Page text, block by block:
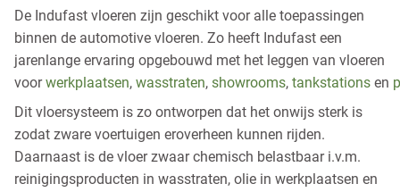
De Indufast vloeren zijn geschikt voor alle toepassingen
binnen de automotive vloeren. Zo heeft Indufast een
jarenlange ervaring opgebouwd met het leggen van vloeren
voorwerkplaatsen, wasstraten, showrooms, tankstations en
Dit vloersysteem is zo ontworpen dat het onwijs sterk is
zodat zware voertuigen eroverheen kunnen rijden.
Daarnaast is de vloer zwaar chemisch belastbaar i.v.m.
reinigingsproducten in wasstraten, olie in werkplaatsen en